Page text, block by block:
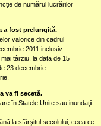
de numărul lucrărilor
a fost prelungită.
valorice din cadrul
2011 inclusiv.
târziu, la data de 15
23 decembrie.
va fi secetă.
în Statele Unite sau inundaţii
la sfârşitul secolului, ceea ce